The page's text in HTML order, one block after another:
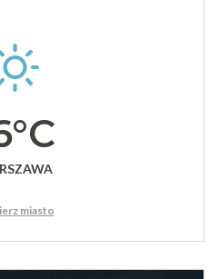
miasto